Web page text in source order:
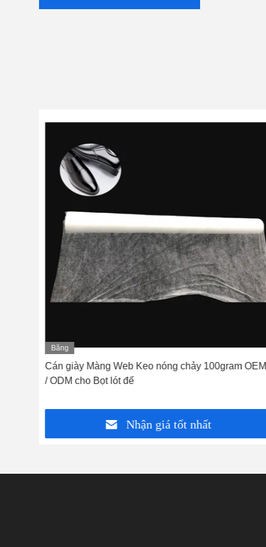
Băng
hình
Cán giày Màng Web Keo nóng chảy 100gram OEM
/ ODM cho Bọt lót đế
Nhận giá tốt nhất